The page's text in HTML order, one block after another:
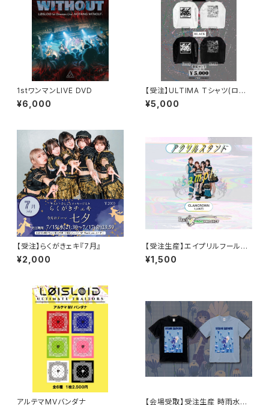
1stワンマンLIVE DVD
¥6,000
【受注】ULTIMA Tシャツ(ロン
T)
¥5,000
【受注】らくがきェキ『7月』
¥2,000
【受注生産】エイプリルフールア
クリルスタンド-CLANCROWN
-
¥1,500
アルテマMVバンダナ 【会場受取】受注生産 時雨水曜